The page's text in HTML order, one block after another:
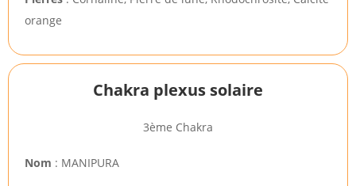
orange
Chakra plexus solaire
3ème Chakra
Nom : MANIPURA